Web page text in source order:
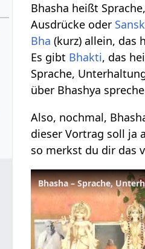
Bhasha heißt
Ausdrücke oder
Bha (kurz) allein, das
Es gibt Bhakti, das
Sprache,
über Bhashya
Also, nochmal,
dieser Vortrag soll ja
so merkst du dir das
Bhasha – Sprache,